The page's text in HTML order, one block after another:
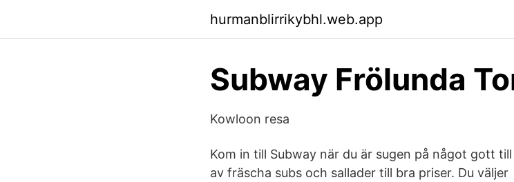
hurmanblirrikybhl.web.app
Subway Frölunda
Kowloon resa
Kom in till Subway när du är sugen på något gott
av fräscha subs och sallader till bra priser. Du